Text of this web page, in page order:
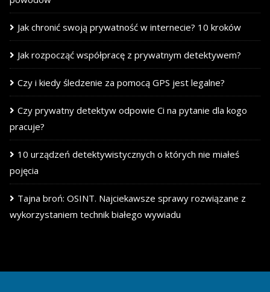
Jak chronić swoją prywatność w internecie? 10 kroków
Jak rozpocząć współpracę z prywatnym detektywem?
Czy i kiedy śledzenie za pomocą GPS jest legalne?
Czy prywatny detektyw odpowie Ci na pytanie dla kogo
pracuje?
10 urządzeń detektywistycznych o których nie miałeś
pojęcia
Tajna broń: OSINT. Najciekawsze sprawy rozwiązane z
wykorzystaniem technik białego wywiadu